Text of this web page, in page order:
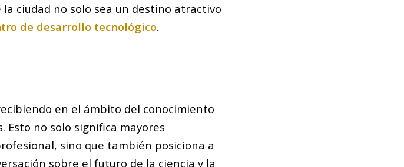
ciudad no solo sea un destino atractivo
de desarrollo tecnológico.
en el ámbito del conocimiento
Esto no solo significa mayores
sino que también posiciona a
sobre el futuro de la ciencia y la